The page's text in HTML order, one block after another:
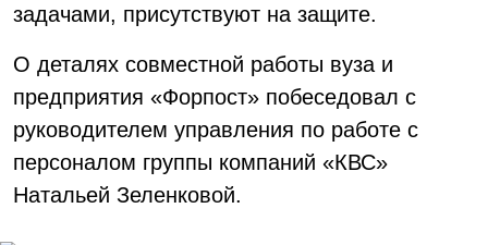
задачами, присутствуют на защите.
О деталях совместной работы вуза и
предприятия «Форпост» побеседовал с
руководителем управления по работе с
персоналом группы компаний «КВС»
Натальей Зеленковой.